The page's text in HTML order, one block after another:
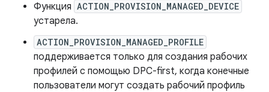
Функция ACTION_PROVISION_MANAGED_DEVICE
устарела.
ACTION_PROVISION_MANAGED_PROFILE
поддерживается только для создания рабочих
профилей с помощью DPC-first, когда конечные
пользователи могут создать рабочий профиль